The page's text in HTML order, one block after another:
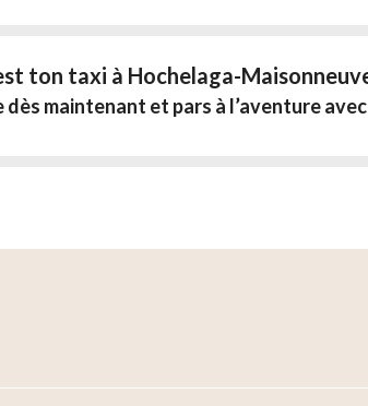
ton taxi à Hochelaga-
dès maintenant et pars à l’aventure